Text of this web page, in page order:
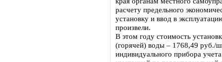
расчету предельного
установку и ввод в
произвели.
В этом году стоимость
(горячей) воды – 1768,49 руб./
индивидуального прибора